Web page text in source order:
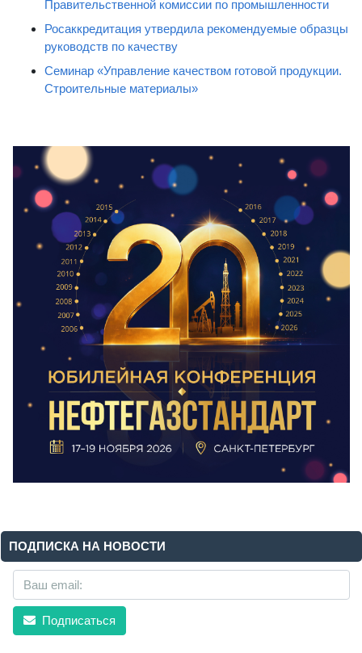
Правительственной комиссии по промышленности
Росаккредитация утвердила рекомендуемые образцы
руководств по качеству
Семинар «Управление качеством готовой продукции.
Строительные материалы»
ПОДПИСКА НА НОВОСТИ
Подписаться